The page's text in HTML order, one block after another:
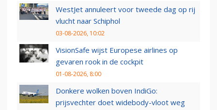
WestJet annuleert voor tweede dag op rij
vlucht naar Schiphol
03-08-2026, 10:02
VisionSafe wijst Europese airlines op
gevaren rook in de cockpit
01-08-2026, 8:00
Donkere wolken boven IndiGo:
prijsvechter doet widebody-vloot weg